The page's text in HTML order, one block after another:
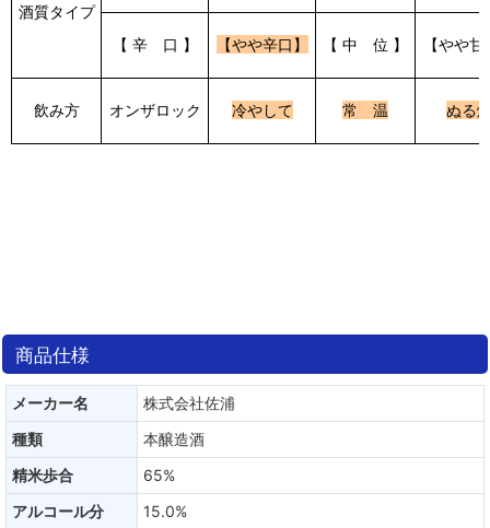
酒質タイプ
【 辛 口 】 【やや辛口】 【 中 位 】 【やや
飲み方 オンザロック 冷やして 常 温 ぬる
商品仕様
メーカー名
株式会社佐浦
種類
本醸造酒
精米歩合
65%
アルコール分
15.0%